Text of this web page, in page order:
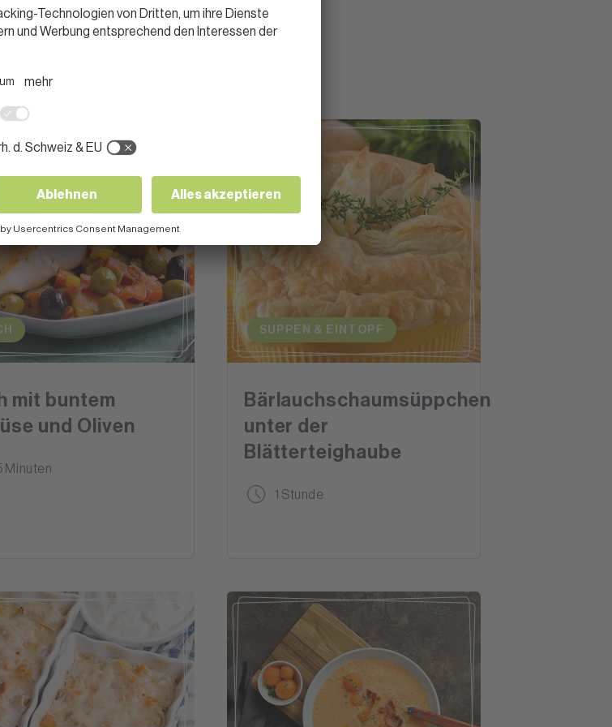
mehr
Rezepte für dich.
mit buntem
und Oliven
Minuten
SUPPEN & EINTOPF
Bärlauchschaumsüppchen
unter der
Blätterteighaube
1 Stunde